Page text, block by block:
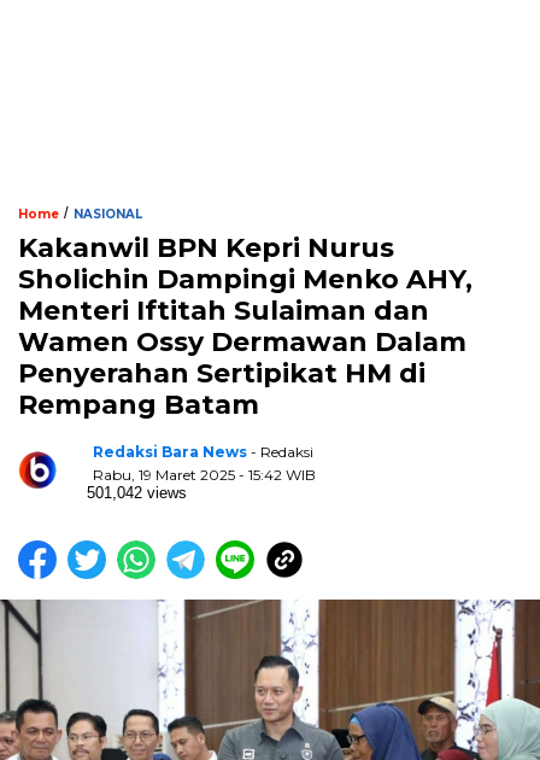
Home / NASIONAL
Kakanwil BPN Kepri Nurus
Sholichin Dampingi Menko AHY,
Menteri Iftitah Sulaiman dan
Wamen Ossy Dermawan Dalam
Penyerahan Sertipikat HM di
Rempang Batam
Redaksi Bara News - Redaksi
Rabu, 19 Maret 2025 - 15:42 WIB
501,042 views